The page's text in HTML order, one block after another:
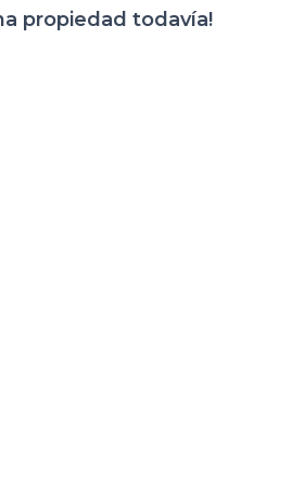
propiedad todavía!